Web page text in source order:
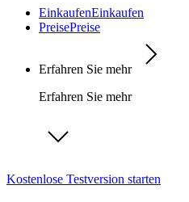
EinkaufenEinkaufen
PreisePreise
Erfahren Sie mehr
Erfahren Sie mehr
Kostenlose Testversion starten